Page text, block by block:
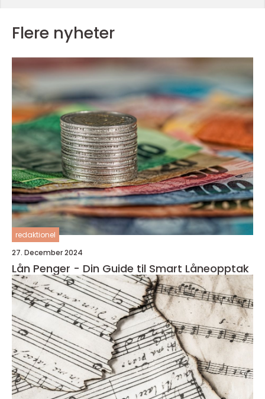
Flere nyheter
redaktionel
27. December 2024
Lån Penger - Din Guide til Smart Låneopptak